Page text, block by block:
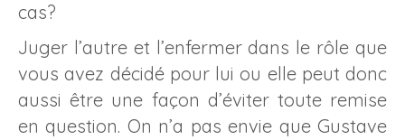
cas?
Juger l’autre et l’enfermer dans le rôle que
vous avez décidé pour lui ou elle peut donc
aussi être une façon d’éviter toute remise
en question. On n’a pas envie que Gustave